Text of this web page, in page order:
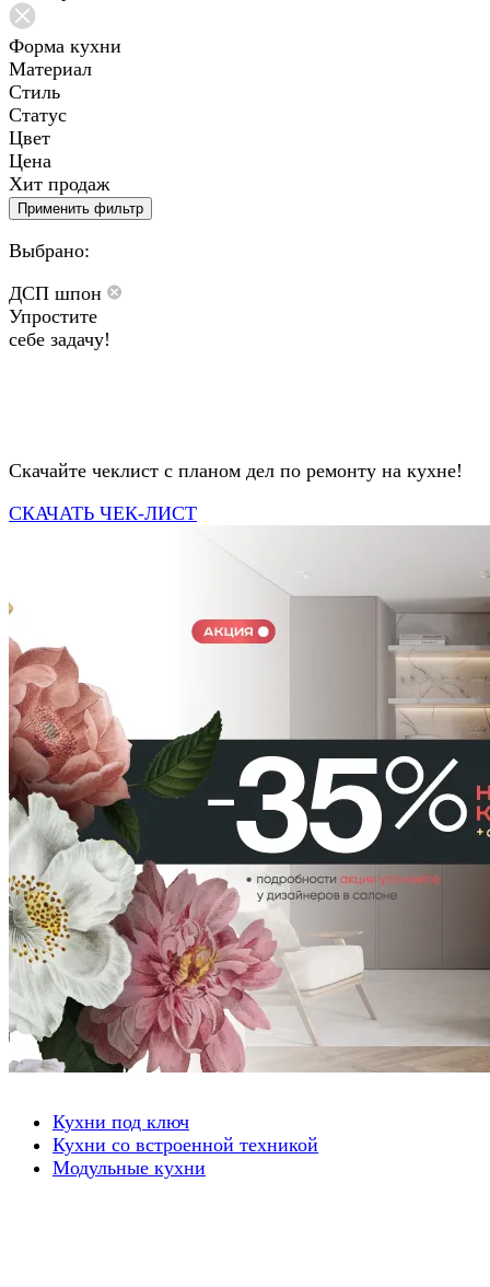
Форма кухни
Материал
Стиль
Статус
Цвет
Цена
Хит продаж
Применить фильтр
Выбрано:
ДСП шпон
Упростите
себе задачу!
Скачайте чеклист с планом дел по ремонту на кухне!
СКАЧАТЬ ЧЕК-ЛИСТ
Кухни под ключ
Кухни со встроенной техникой
Модульные кухни